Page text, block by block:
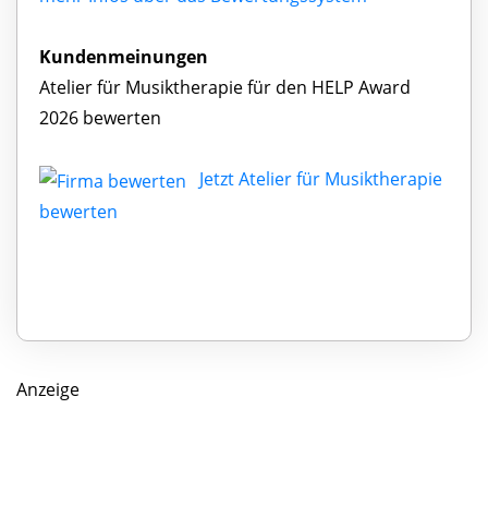
Kundenmeinungen
Atelier für Musiktherapie für den HELP Award
2026 bewerten
Jetzt Atelier für Musiktherapie
bewerten
Anzeige